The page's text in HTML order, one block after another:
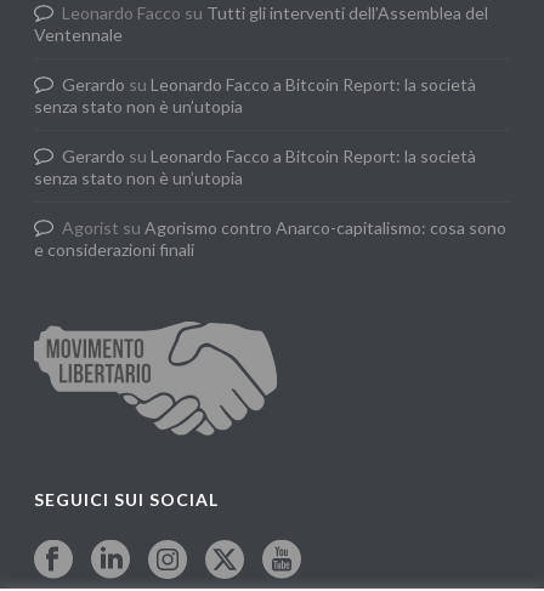
Leonardo Facco su Tutti gli interventi dell’Assemblea del
Ventennale
Gerardo su Leonardo Facco a Bitcoin Report: la società
senza stato non è un’utopia
Gerardo su Leonardo Facco a Bitcoin Report: la società
senza stato non è un’utopia
Agorist suAgorismo contro Anarco-capitalismo: cosa sono
e considerazioni finali
SEGUICI SUI SOCIAL